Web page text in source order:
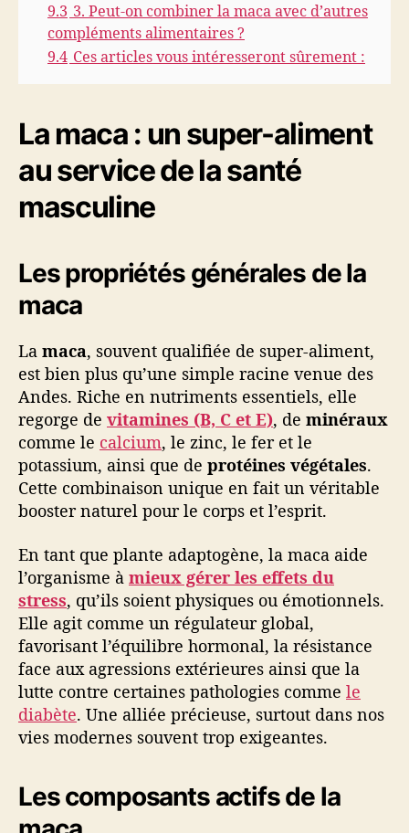
9.3 3. Peut-on combiner la maca avec d’autres
compléments alimentaires ?
9.4 Ces articles vous intéresseront sûrement :
La maca : un super-aliment
au service de la santé
masculine
Les propriétés générales de la
maca
La maca, souvent qualifiée de super-aliment,
est bien plus qu’une simple racine venue des
Andes. Riche en nutriments essentiels, elle
regorge de vitamines (B, C et E), de minéraux
comme le calcium, le zinc, le fer et le
potassium, ainsi que de protéines végétales.
Cette combinaison unique en fait un véritable
booster naturel pour le corps et l’esprit.
En tant que plante adaptogène, la maca aide
l’organisme à mieux gérer les effets du
stress, qu’ils soient physiques ou émotionnels.
Elle agit comme un régulateur global,
favorisant l’équilibre hormonal, la résistance
face aux agressions extérieures ainsi que la
lutte contre certaines pathologies comme le
diabète. Une alliée précieuse, surtout dans nos
vies modernes souvent trop exigeantes.
Les composants actifs de la